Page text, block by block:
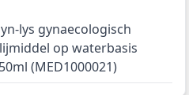
lys gynaecologisch
op waterbasis
(MED1000021)